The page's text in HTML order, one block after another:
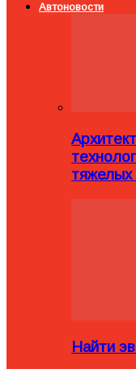
Автоновости
тяжелых
Найти